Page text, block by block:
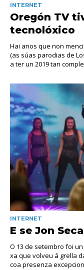
INTERNET
Oregón TV
tecnolóxico
Hai anos que non
(as súas parodias de
a ter un 2019 tan
INTERNET
E se Jon
O 13 de setembro foi
xa que volveu á grella
coa presenza